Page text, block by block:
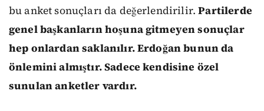
bu anket sonuçları da değerlendirilir.Partilerde
genel başkanların hoşuna gitmeyen sonuçlar
hep onlardan saklanılır. Erdoğan bunun da
önlemini almıştır. Sadece kendisine özel
sunulan anketler vardır.